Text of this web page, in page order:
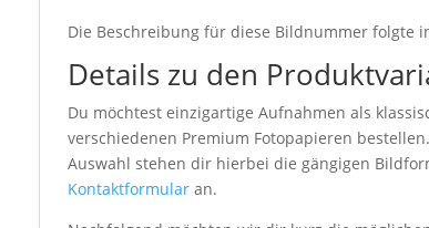
Die Beschreibung für diese Bildnummer folgte
Details zu den
Du möchtest einzigartige Aufnahmen als
verschiedenen Premium Fotopapieren
Auswahl stehen dir hierbei die gängigen
Kontaktformular an.